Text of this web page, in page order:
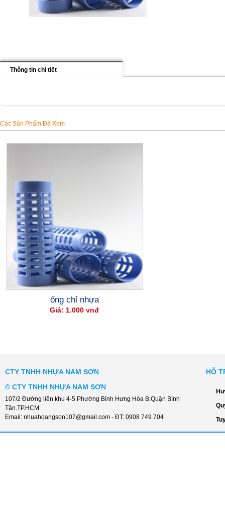
Thông tin chi tiết
Các Sản Phẩm Đã Xem
ống chỉ nhựa
Giá: 1.000 vnđ
CTY TNHH NHỰA NAM SƠN
© CTY TNHH NHỰA NAM SƠN
107/2 Đường liên khu 4-5 Phường Bình Hưng Hòa B.Quận Bình
Tân.TP.HCM
Email: nhuahoangson107@gmail.com - ĐT: 0908 749 704
HỖ